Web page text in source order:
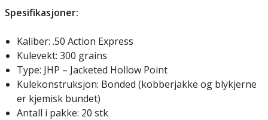
Spesifikasjoner:
Kaliber: .50 Action Express
Kulevekt: 300 grains
Type: JHP – Jacketed Hollow Point
Kulekonstruksjon: Bonded (kobberjakke og blykjerne
er kjemisk bundet)
Antall i pakke: 20 stk